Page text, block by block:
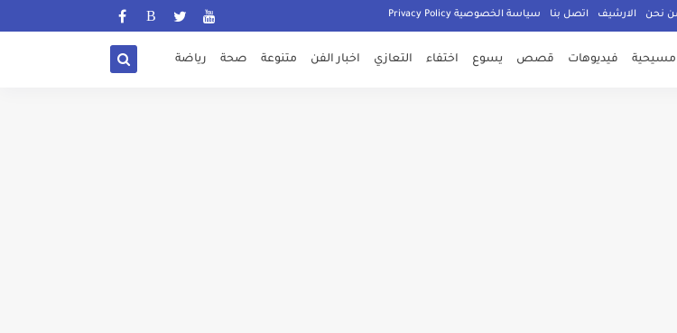
نحن الارشيف اتصل بنا سياسة الخصوصية Privacy Policy
فيديوهات قصص يسوع اختفاء التعازي اخبار الفن متنوعة صحة رياضة